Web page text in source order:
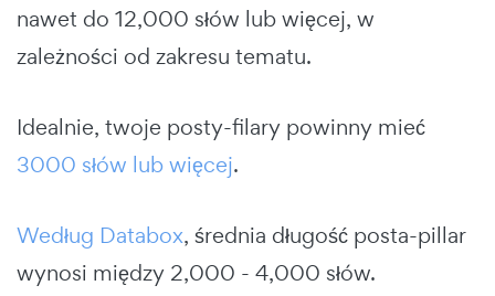
nawet do 12,000 słów lub więcej, w
zależności od zakresu tematu.
Idealnie, twoje posty-filary powinny mieć
3000 słów lub więcej.
Według Databox, średnia długość posta-pillar
wynosi między 2,000 - 4,000 słów.